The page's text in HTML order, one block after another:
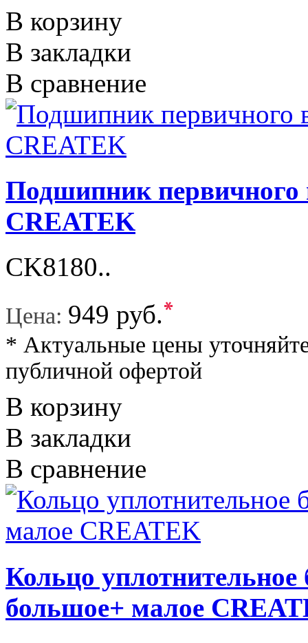
В корзину
В закладки
В сравнение
Подшипник
CREATEK
CK8180..
Цена: 949 руб.*
* Актуальные цены
публичной офертой
В корзину
В закладки
В сравнение
Кольцо уплотнительное
большое+ малое